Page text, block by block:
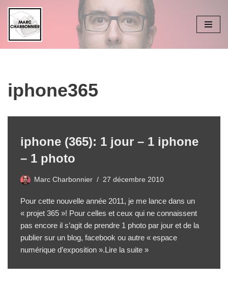
Aller
au
contenu
iphone365
iphone (365): 1 jour – 1 iphone
– 1 photo
Marc Charbonnier 27 décembre 2010
Pour cette nouvelle année 2011, je me lance dans un
« projet 365 »! Pour celles et ceux qui ne connaissent
pas encore il s’agit de prendre 1 photo par jour et de la
publier sur un blog, facebook ou autre « espace
numérique d’exposition ».Lire la suite »